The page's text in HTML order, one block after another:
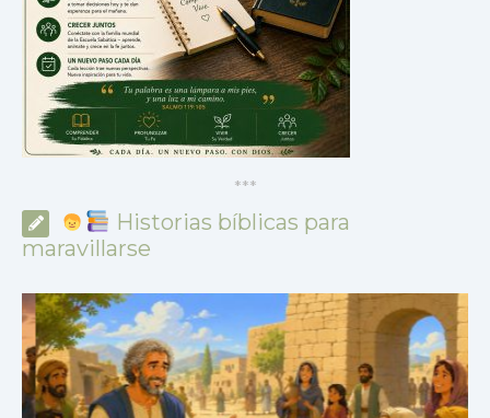
***
Historias bíblicas para
maravillarse